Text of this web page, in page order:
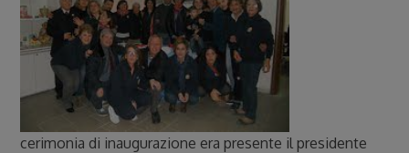
cerimonia di inaugurazione era presente il presidente